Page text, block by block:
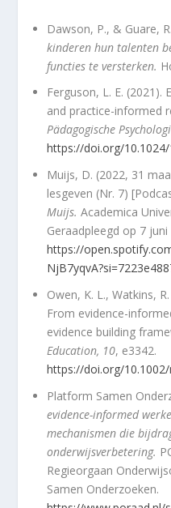
Dawson, P., & Guare,
kinderen hun talenten
functies te versterken.
Ferguson, L. E.
and practice-informed
Pädagogische
https://doi.org/
Muijs, D. (2022, 31
lesgeven (Nr. 7)
Muijs.Academica
Geraadpleegd op 7 juni
https://
Owen, K. L., Watkins,
From evidence-
evidence building
Education, 10, e3342.
https://doi.org/
Platform Samen
evidence-informed
mechanismen die
onderwijsverbetering.
Regieorgaan
Samen Onderzoeken.